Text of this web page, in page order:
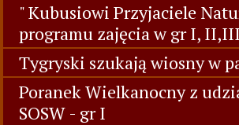
" Kubusiowi Przyjaciele
programu zajęcia w gr I,
Tygryski szukają wiosny w
Poranek Wielkanocny z
SOSW - gr I